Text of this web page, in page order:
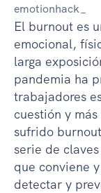
emotionhack_
El burnout es
emocional,
larga
pandemia ha
trabajadores
cuestión y
sufrido
serie de
que conviene
detectar y